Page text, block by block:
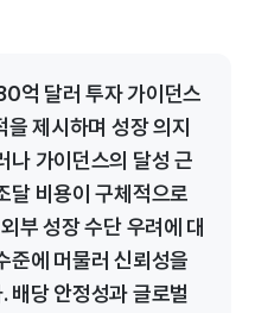
억 달러 투자 가이던스
제시하며 성장 의지
나 가이던스의 달성 근
달 비용이 구체적으로
부 성장 수단 우려에 대
준에 머물러 신뢰성을
배당 안정성과 글로벌